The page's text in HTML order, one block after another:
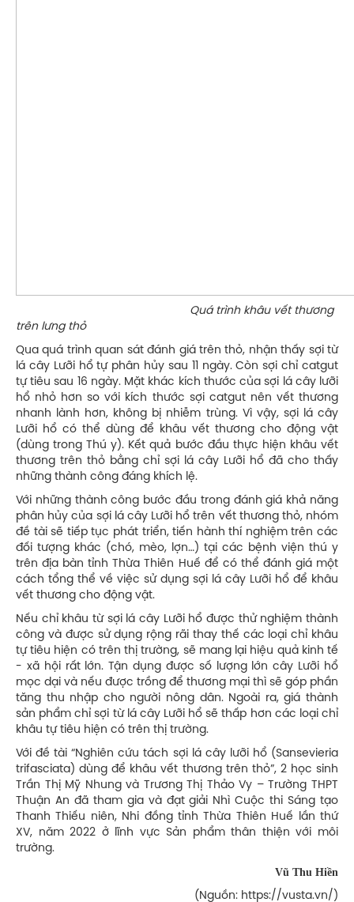
Quá trình khâu vết thương
trên lưng thỏ
Qua quá trình quan sát đánh giá trên thỏ, nhận thấy sợi từ
lá cây Lưỡi hổ tự phân hủy sau 11 ngày. Còn sợi chỉ catgut
tự tiêu sau 16 ngày. Mặt khác kích thước của sợi lá cây lưỡi
hổ nhỏ hơn so với kích thước sợi catgut nên vết thương
nhanh lành hơn, không bị nhiễm trùng. Vì vậy, sợi lá cây
Lưỡi hổ có thể dùng để khâu vết thương cho động vật
(dùng trong Thú y). Kết quả bước đầu thực hiện khâu vết
thương trên thỏ bằng chỉ sợi lá cây Lưỡi hổ đã cho thấy
những thành công đáng khích lệ.
Với những thành công bước đầu trong đánh giá khả năng
phân hủy của sợi lá cây Lưỡi hổ trên vết thương thỏ, nhóm
đề tài sẽ tiếp tục phát triển, tiến hành thí nghiệm trên các
đối tượng khác (chó, mèo, lợn…) tại các bệnh viện thú y
trên địa bàn tỉnh Thừa Thiên Huế để có thể đánh giá một
cách tổng thể về việc sử dụng sợi lá cây Lưỡi hổ để khâu
vết thương cho động vật.
Nếu chỉ khâu từ sợi lá cây Lưỡi hổ được thử nghiệm thành
công và được sử dụng rộng rãi thay thế các loại chỉ khâu
tự tiêu hiện có trên thị trường, sẽ mang lại hiệu quả kinh tế
- xã hội rất lớn. Tận dụng được số lượng lớn cây Lưỡi hổ
mọc dại và nếu được trồng để thương mại thì sẽ góp phần
tăng thu nhập cho người nông dân. Ngoài ra, giá thành
sản phẩm chỉ sợi từ lá cây Lưỡi hổ sẽ thấp hơn các loại chỉ
khâu tự tiêu hiện có trên thị trường.
Với đề tài “Nghiên cứu tách sợi lá cây lưỡi hổ (Sansevieria
trifasciata) dùng để khâu vết thương trên thỏ”, 2 học sinh
Trần Thị Mỹ Nhung và Trương Thị Thảo Vy – Trường THPT
Thuận An đã tham gia và đạt giải Nhì Cuộc thi Sáng tạo
Thanh Thiếu niên, Nhi đồng tỉnh Thừa Thiên Huế lần thứ
XV, năm 2022 ở lĩnh vực Sản phẩm thân thiện với môi
trường.
Vũ Thu Hiền
(Nguồn: https://vusta.vn/)